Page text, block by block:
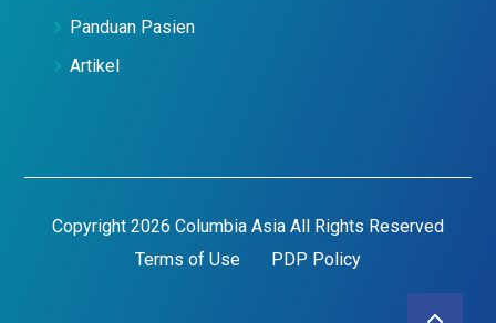
Panduan Pasien
Artikel
Copyright 2026 Columbia Asia All Rights Reserved
Terms of Use
PDP Policy